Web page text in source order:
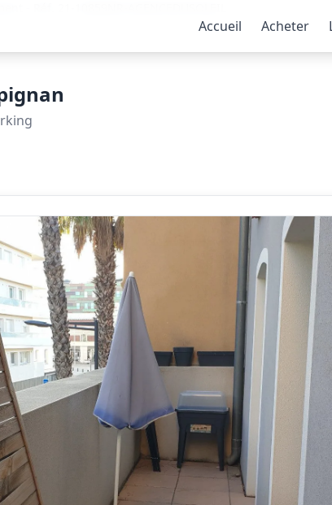
Accueil
Acheter
- Réf. 21-10859NR-AGENCEDUSOLEIL